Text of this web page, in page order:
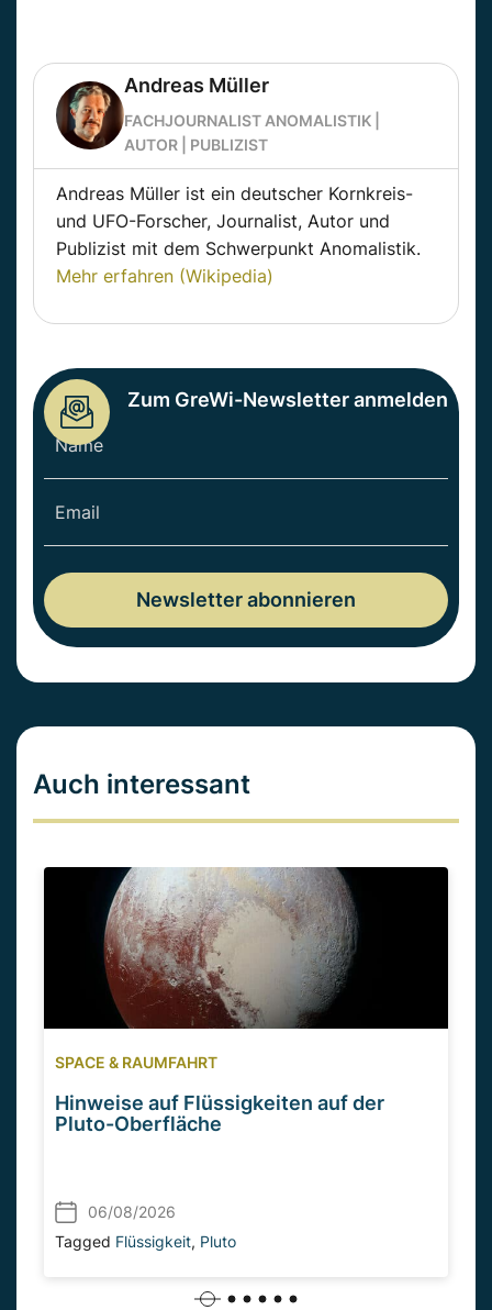
Andreas Müller
FACHJOURNALIST ANOMALISTIK |
AUTOR | PUBLIZIST
Andreas Müller ist ein deutscher Kornkreis-
und UFO-Forscher, Journalist, Autor und
Publizist mit dem Schwerpunkt Anomalistik.
Mehr erfahren (Wikipedia)
Zum GreWi-Newsletter anmelden
Auch interessant
SPACE & RAUMFAHRT
Hinweise auf Flüssigkeiten auf der
Pluto-Oberfläche
06/08/2026
Tagged Flüssigkeit, Pluto